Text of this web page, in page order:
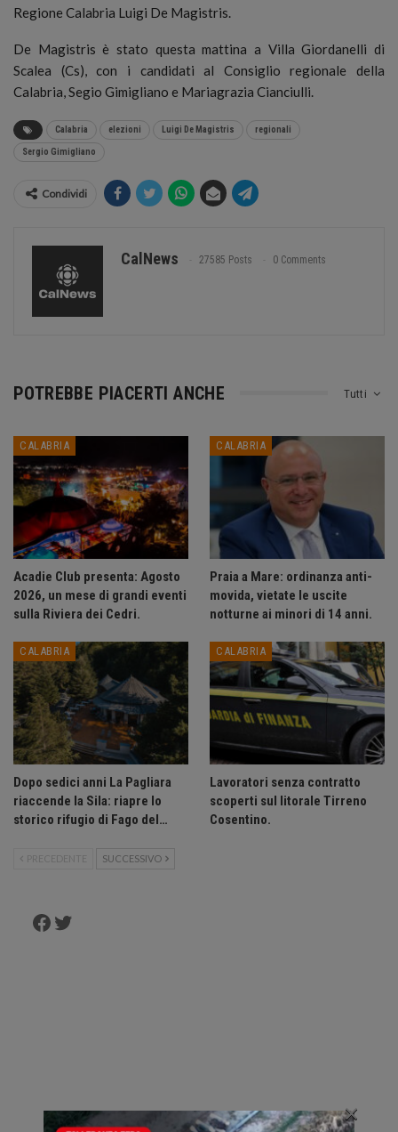
Regione Calabria Luigi De Magistris.
De Magistris è stato questa mattina a Villa Giordanelli di
Scalea (Cs), con i candidati al Consiglio regionale della
Calabria, Segio Gimigliano e Mariagrazia Cianciulli.
Calabria elezioni Luigi De Magistris regionali
Sergio Gimigliano
Condividi
CalNews 27585 Posts 0 Comments
Tutti
POTREBBE PIACERTI ANCHE
CALABRIA
Acadie Club presenta: Agosto
2026, un mese di grandi eventi
sulla Riviera dei Cedri.
CALABRIA
Praia a Mare: ordinanza anti-
movida, vietate le uscite
notturne ai minori di 14 anni.
CALABRIA
Dopo sedici anni La Pagliara
riaccende la Sila: riapre lo
storico rifugio di Fago del…
CALABRIA
Lavoratori senza contratto
scoperti sul litorale Tirreno
Cosentino.
PRECEDENTE SUCCESSIVO
Facebook
Twitter
×